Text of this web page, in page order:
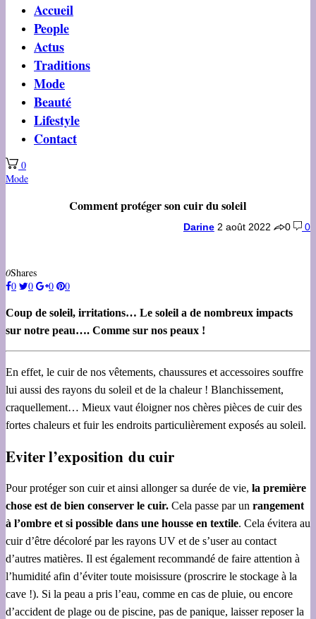
Accueil
People
Actus
Traditions
Mode
Beauté
Lifestyle
Contact
0
Mode
Comment protéger son cuir du soleil
Darine 2 août 2022 0 0
0Shares
0
0 0 0
Coup de soleil, irritations… Le soleil a de nombreux impacts
sur notre peau…. Comme sur nos peaux !
En effet, le cuir de nos vêtements, chaussures et accessoires souffre
lui aussi des rayons du soleil et de la chaleur ! Blanchissement,
craquellement… Mieux vaut éloigner nos chères pièces de cuir des
fortes chaleurs et fuir les endroits particulièrement exposés au soleil.
Eviter l’exposition du cuir
Pour protéger son cuir et ainsi allonger sa durée de vie, la première
chose est de bien conserver le cuir. Cela passe par un rangement
à l’ombre et si possible dans une housse en textile. Cela évitera au
cuir d’être décoloré par les rayons UV et de s’user au contact
d’autres matières. Il est également recommandé de faire attention à
l’humidité afin d’éviter toute moisissure (proscrire le stockage à la
cave !). Si la peau a pris l’eau, comme en cas de pluie, ou encore
d’accident de plage ou de piscine, pas de panique, laisser reposer la